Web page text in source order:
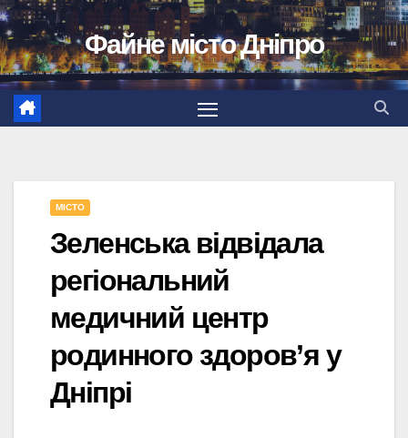
Перейти
до
вмісту
Файне місто Дніпро
МІСТО
Зеленська відвідала
регіональний
медичний центр
родинного здоров’я у
Дніпрі